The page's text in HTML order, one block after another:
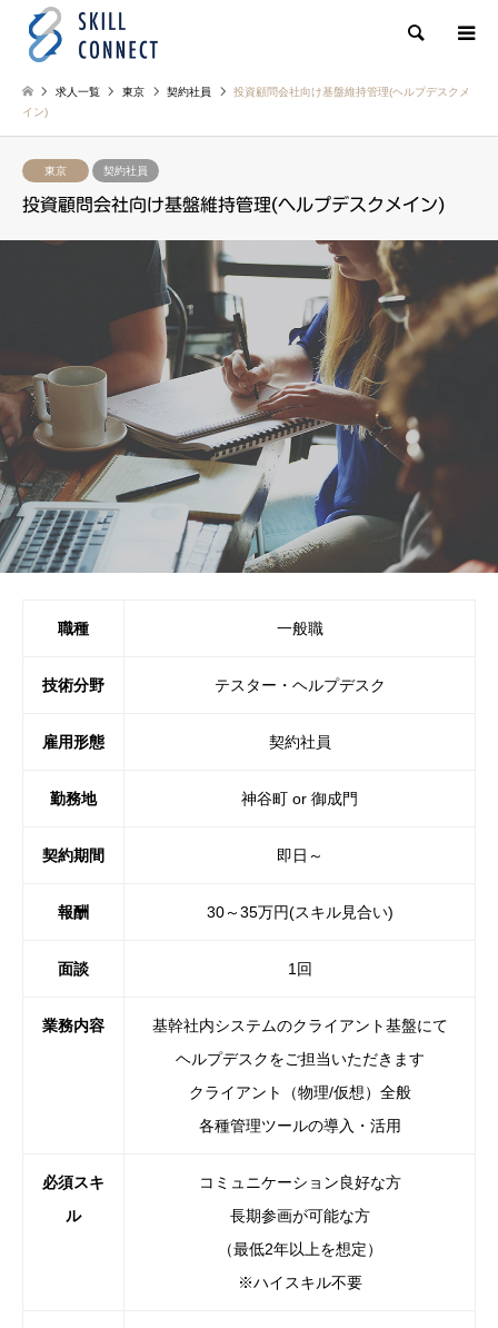
検索
求人一覧 東京 契約社員
投資顧問会社向け基盤維持管理(ヘルプデスクメ
イン)
東京 契約社員
投資顧問会社向け基盤維持管理(ヘルプデスクメイン)
職種 一般職
技術分野 テスター・ヘルプデスク
雇用形態 契約社員
勤務地 神谷町 or 御成門
契約期間 即日～
報酬 30～35万円(スキル見合い)
面談 1回
業務内容
基幹社内システムのクライアント基盤にて
ヘルプデスクをご担当いただきます
クライアント（物理/仮想）全般
各種管理ツールの導入・活用
必須スキ
ル
コミュニケーション良好な方
長期参画が可能な方
（最低2年以上を想定）
※ハイスキル不要